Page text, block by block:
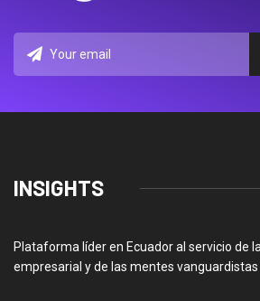
INSIGHTS
Plataforma líder en Ecuador al servicio de
empresarial y de las mentes